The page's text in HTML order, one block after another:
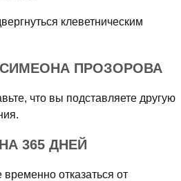
клеветническим
ПРОЗОРОВА
что вы подставляете другую
365 ДНЕЙ
отказаться от